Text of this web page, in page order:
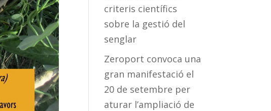
criteris científics
sobre la gestió del
senglar
Zeroport convoca una
gran manifestació el
20 de setembre per
aturar l’ampliació de